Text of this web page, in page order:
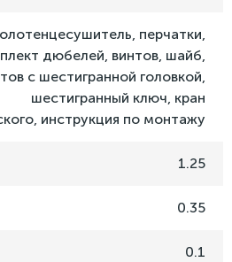
перчатки,
дюбелей, винтов, шайб,
с шестигранной головкой,
шестигранный ключ, кран
инструкция по монтажу
1.25
0.35
0.1